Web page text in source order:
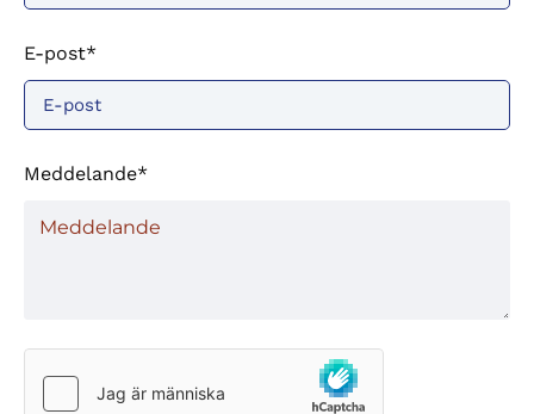
E-post*
Meddelande*